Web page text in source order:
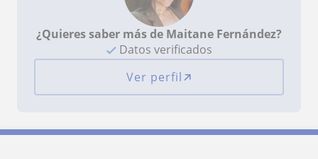
¿Quieres saber más de Maitane Fernández?
Datos verificados
Ver perfil